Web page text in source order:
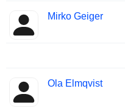
Mirko Geiger
Ola Elmqvist